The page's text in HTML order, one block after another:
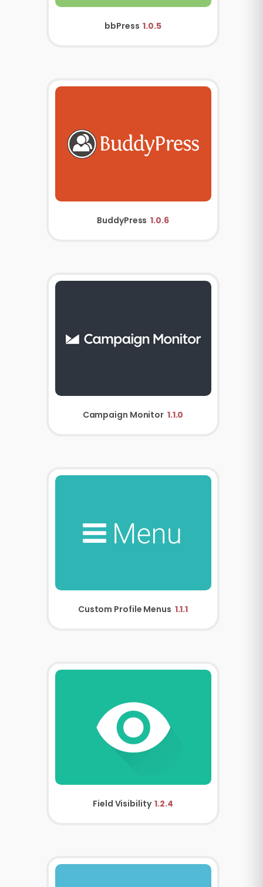
bbPress 1.0.5
BuddyPress 1.0.6
Campaign Monitor 1.1.0
Custom Profile Menus 1.1.1
Field Visibility 1.2.4